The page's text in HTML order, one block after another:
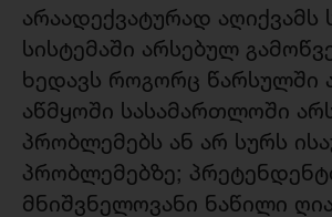
არაადექვატურად
სისტემაში არსებულ
ხედავს როგორც წარსულში
აწმყოში სასამართლოში
პრობლემებს ან არ სურს
პრობლემებზე;
მნიშვნელოვანი ნაწილი